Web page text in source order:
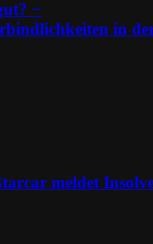
−
in
meldet